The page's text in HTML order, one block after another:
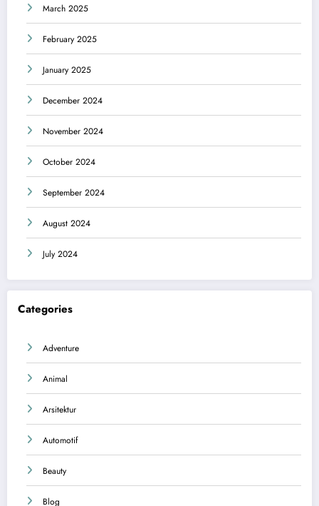
March 2025
February 2025
January 2025
December 2024
November 2024
October 2024
September 2024
August 2024
July 2024
Categories
Adventure
Animal
Arsitektur
Automotif
Beauty
Blog